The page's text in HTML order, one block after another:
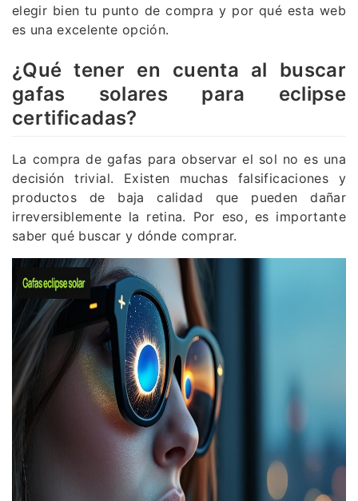
elegir bien tu punto de compra y por qué esta web
es una excelente opción.
¿Qué tener en cuenta al buscar
gafas solares para eclipse
certificadas?
La compra de gafas para observar el sol no es una
decisión trivial. Existen muchas falsificaciones y
productos de baja calidad que pueden dañar
irreversiblemente la retina. Por eso, es importante
saber qué buscar y dónde comprar.